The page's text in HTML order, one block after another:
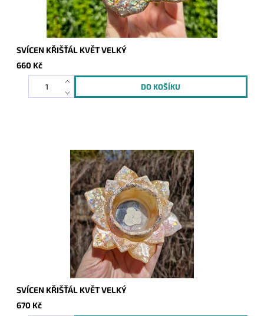
SVÍCEN KŘIŠŤÁL KVĚT VELKÝ
660 Kč
SVÍCEN KŘIŠŤÁL KVĚT VELKÝ
670 Kč